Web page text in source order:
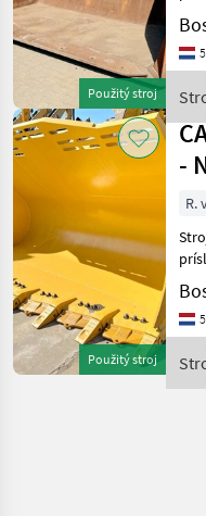
Použitý stroj
Použitý stroj
-
R.